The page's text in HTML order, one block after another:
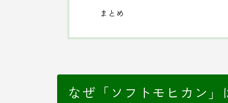
まとめ
なぜ「ソフトモヒカン」